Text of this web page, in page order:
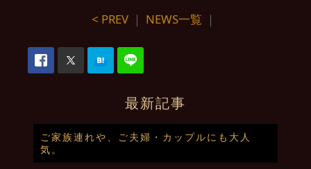
< PREV ｜ NEWS一覧 ｜
最新記事
ご家族連れや、ご夫婦・カップルにも大人
気。